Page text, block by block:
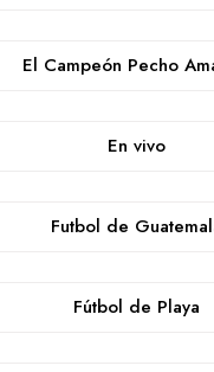
El Campeón Pecho
En vivo
Futbol de
Fútbol de Playa